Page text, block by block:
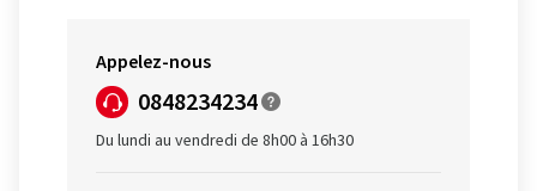
Appelez-nous
0848234234
Du lundi au vendredi de 8h00 à 16h30